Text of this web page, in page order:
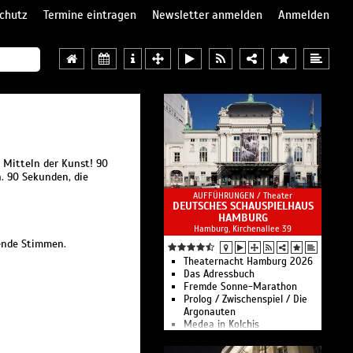
Termine eintragen Newsletter anmelden
Anmelden
Mitteln der Kunst! 90
90 Sekunden, die
Stimmen.
AUFFÜHRUNGEN / Theater
DEUTSCHES SCHAUSPIELHAUS
HAMBURG
Hamburg, Kirchenallee 39
Theaternacht Hamburg 2026
Das Adressbuch
Fremde Sonne-Marathon
Prolog / Zwischenspiel / Die
Argonauten
Medea in Kolchis
Ein Sommer in Niendorf